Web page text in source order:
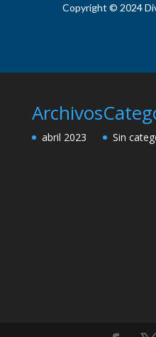
Copyright © 2024
Archivos
abril 2023 Sin